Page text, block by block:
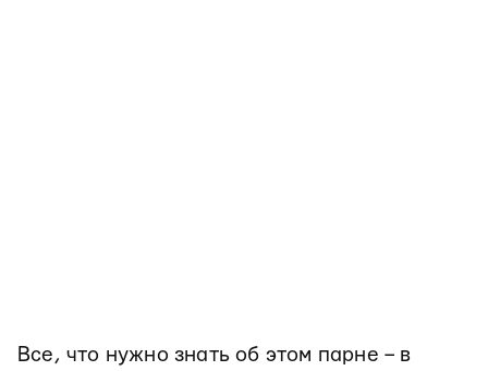
Все, что нужно знать об этом парне – в